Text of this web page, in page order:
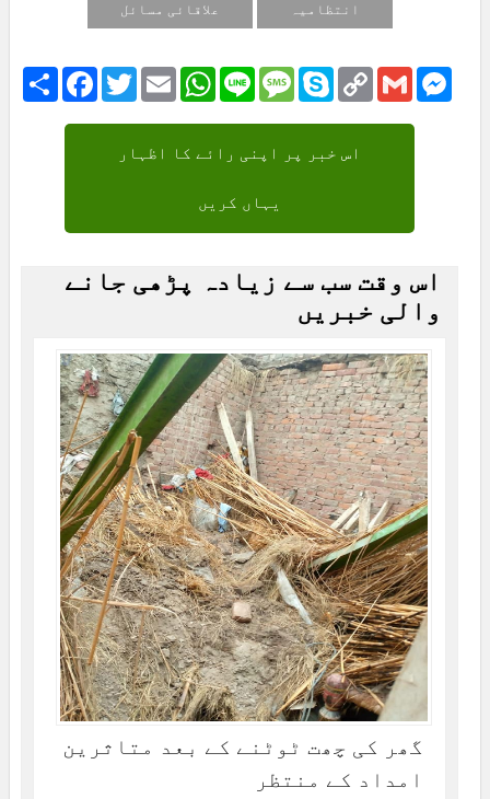
انتظامیہ علاقائی مسائل
ShareFacebook
TwitterEmailWhatsApp
Line Message
SkypeCopy
Link
Gmail
اس خبر پر اپنی رائے کا اظہار
یہاں کریں
اس وقت سب سے زیادہ پڑھی جانے
والی خبریں
گھر کی چھت ٹوٹنے کے بعد متاثرین
امداد کے منتظر